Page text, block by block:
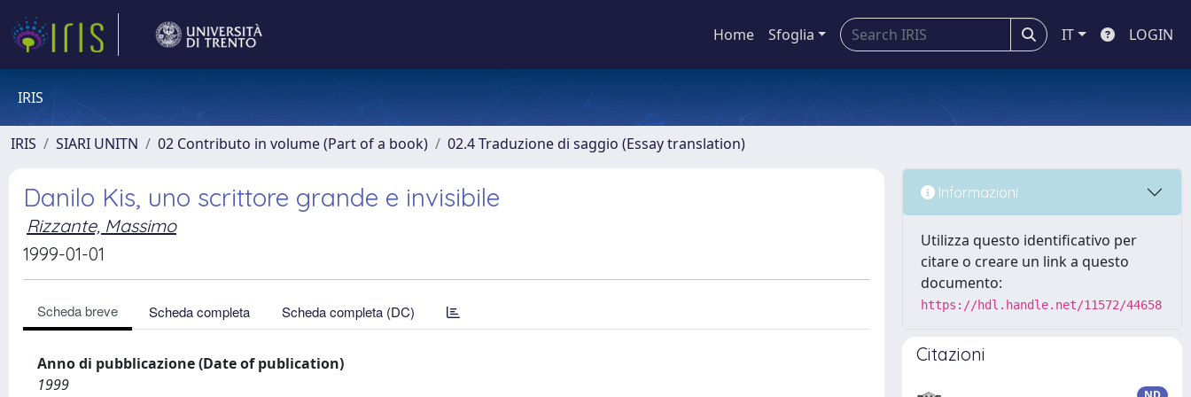
Home Sfoglia IT LOGIN
IRIS
IRIS SIARI UNITN 02 Contributo in volume (Part of a book) 02.4 Traduzione di saggio (Essay translation)
Danilo Kis, uno scrittore grande e invisibile
Rizzante, Massimo
1999-01-01
Scheda breve Scheda completa Scheda completa (DC)
Anno di pubblicazione (Date of publication)
1999
Informazioni
Utilizza questo identificativo per
citare o creare un link a questo
documento:
https://hdl.handle.net/11572/44658
Citazioni